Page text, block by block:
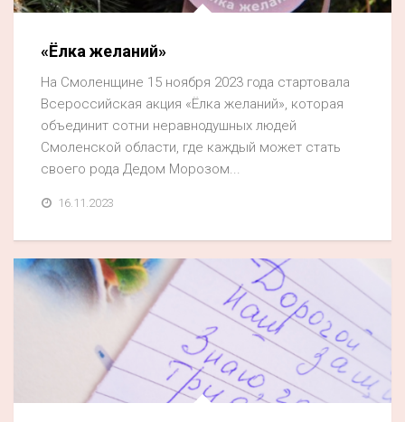
Конкурс
Люди родного края
Национальные проекты
Память
«Ёлка желаний»
На Смоленщине 15 ноября 2023 года стартовала
Всероссийская акция «Ёлка желаний», которая
объединит сотни неравнодушных людей
Смоленской области, где каждый может стать
своего рода Дедом Морозом...
16.11.2023